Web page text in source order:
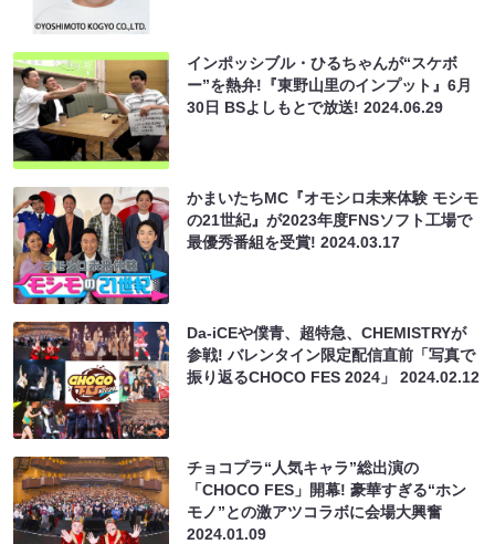
インポッシブル・ひるちゃんが“スケボ
ー”を熱弁!『東野山里のインプット』6月
30日 BSよしもとで放送!2024.06.29
かまいたちMC『オモシロ未来体験 モシモ
の21世紀』が2023年度FNSソフト工場で
最優秀番組を受賞!2024.03.17
Da-iCEや僕青、超特急、CHEMISTRYが
参戦! バレンタイン限定配信直前「写真で
振り返るCHOCO FES 2024」2024.02.12
チョコプラ“人気キャラ”総出演の
「CHOCO FES」開幕! 豪華すぎる“ホン
モノ”との激アツコラボに会場大興奮
2024.01.09